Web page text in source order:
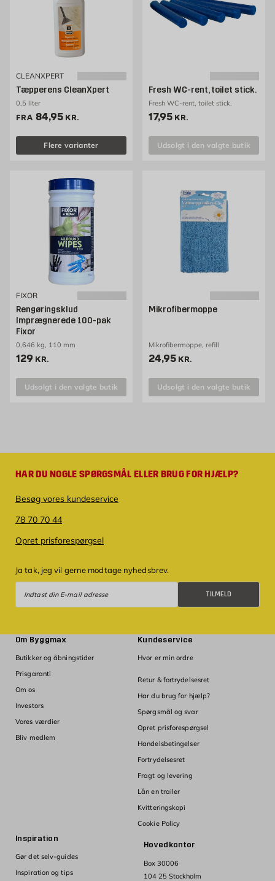
CLEANXPERT
Tæpperens CleanXpert
0,5 liter
FRA Pris 84.95 kr. /stk
84,95 KR.
Flere varianter
Fresh WC-rent, toilet stick.
Fresh WC-rent, toilet stick.
Pris 17.95 kr. /stk
17,95 KR.
Udsolgt i den valgte butik
FIXOR
Rengøringsklud
Imprægnerede 100-pak
Fixor
0,646 kg, 110 mm
Pris 129 kr. /stk
129 KR.
Udsolgt i den valgte butik
Mikrofibermoppe
Mikrofibermoppe, refill
Pris 24.95 kr. /stk
24,95 KR.
Udsolgt i den valgte butik
HAR DU NOGLE SPØRGSMÅL ELLER BRUG FOR HJÆLP?
Besøg vores kundeservice
78 70 70 44
Opret prisforespørgsel
Ja tak, jeg vil gerne modtage nyhedsbrev.
TILMELD
Hovedkontor
Box 30006
104 25 Stockholm
Om Byggmax
Butikker og åbningstider
Prisgaranti
Om os
Investors
Vores værdier
Bliv medlem
Kundeservice
Hvor er min ordre
Retur & fortrydelsesret
Har du brug for hjælp?
Spørgsmål og svar
Opret prisforespørgsel
Handelsbetingelser
Fortrydelsesret
Fragt og levering
Lån en trailer
Kvitteringskopi
Cookie Policy
Inspiration
Gør det selv-guides
Inspiration og tips